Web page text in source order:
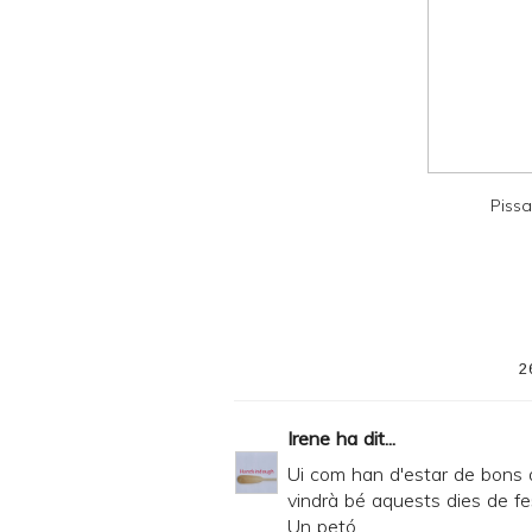
Irene ha dit...
Ui com han d'estar de
vindrà bé aquests dies de
Un petó